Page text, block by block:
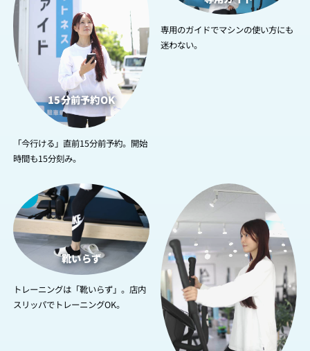
15分前予約OK
「今行ける」直前15分前予約。開始
時間も15分刻み。
専用のガイドでマシンの使い方にも
迷わない。
3
靴いらず
トレーニングは「靴いらず」。店内
スリッパでトレーニングOK。